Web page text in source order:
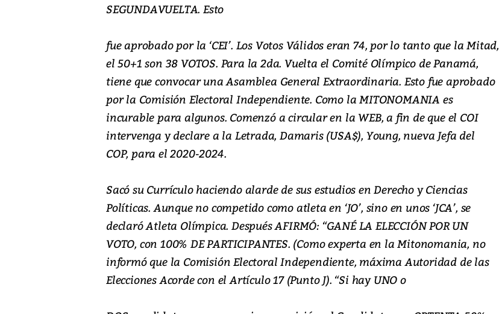
SEGUNDAVUELTA. Esto
fue aprobado por la ‘CEI’. Los Votos Válidos eran 74, por lo tanto que la Mitad,
el 50+1 son 38 VOTOS. Para la 2da. Vuelta el Comité Olímpico de Panamá,
tiene que convocar una Asamblea General Extraordinaria. Esto fue aprobado
por la Comisión Electoral Independiente. Como la MITONOMANIA es
incurable para algunos. Comenzó a circular en la WEB, a fin de que el COI
intervenga y declare a la Letrada, Damaris (USA$), Young, nueva Jefa del
COP, para el 2020-2024.
Sacó su Currículo haciendo alarde de sus estudios en Derecho y Ciencias
Políticas. Aunque no competido como atleta en ‘JO’, sino en unos ‘JCA’, se
declaró Atleta Olímpica. Después AFIRMÓ: “GANÉ LA ELECCIÓN POR UN
VOTO, con 100% DE PARTICIPANTES. (Como experta en la Mitonomania, no
informó que la Comisión Electoral Independiente, máxima Autoridad de las
Elecciones Acorde con el Artículo 17 (Punto J). “Si hay UNO o